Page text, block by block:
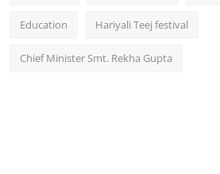
Education Hariyali Teej festival
Chief Minister Smt. Rekha Gupta